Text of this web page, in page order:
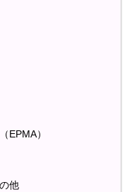
EPMA）
他